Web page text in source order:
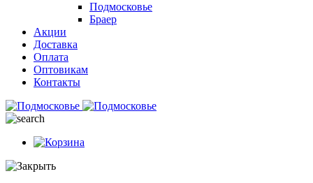
Подмосковье
Браер
Акции
Доставка
Оплата
Оптовикам
Контакты